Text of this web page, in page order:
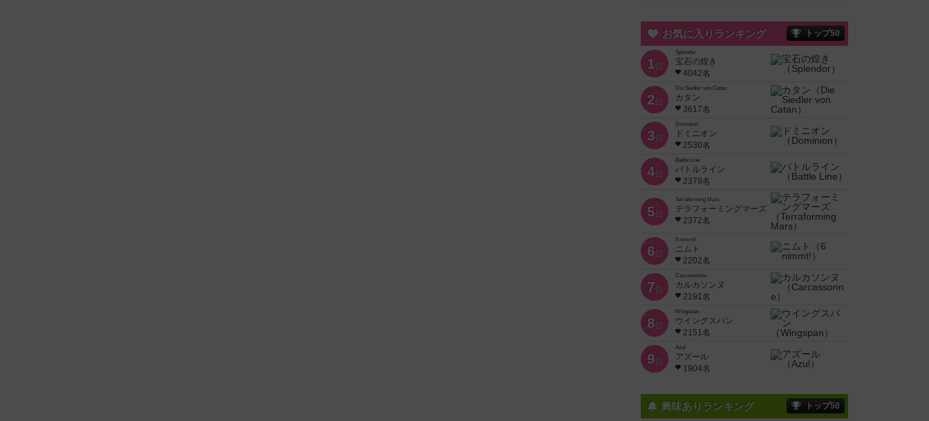
お気に入りランキング トップ50
1位
Splendor
宝石の煌き
4042名
2位
Die Siedler von Catan
カタン
3617名
3位
Dominion
ドミニオン
2530名
4位
Battle Line
バトルライン
2379名
5位
Terraforming Mars
テラフォーミングマーズ
2372名
6位
6 nimmt!
ニムト
2202名
7位
Carcassonne
カルカソンヌ
2191名
8位
Wingspan
ウイングスパン
2151名
9位
Azul
アズール
1904名
興味ありランキング トップ50